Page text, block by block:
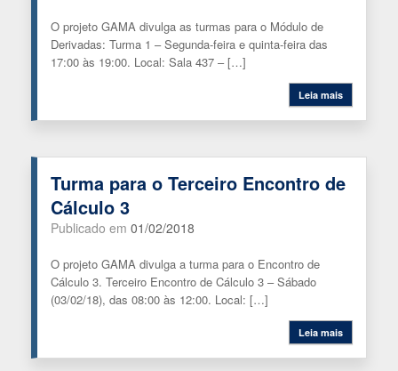
O projeto GAMA divulga as turmas para o Módulo de
Derivadas: Turma 1 – Segunda-feira e quinta-feira das
17:00 às 19:00. Local: Sala 437 – […]
Leia mais
Turma para o Terceiro Encontro de
Cálculo 3
Publicado em 01/02/2018
O projeto GAMA divulga a turma para o Encontro de
Cálculo 3. Terceiro Encontro de Cálculo 3 – Sábado
(03/02/18), das 08:00 às 12:00. Local: […]
Leia mais